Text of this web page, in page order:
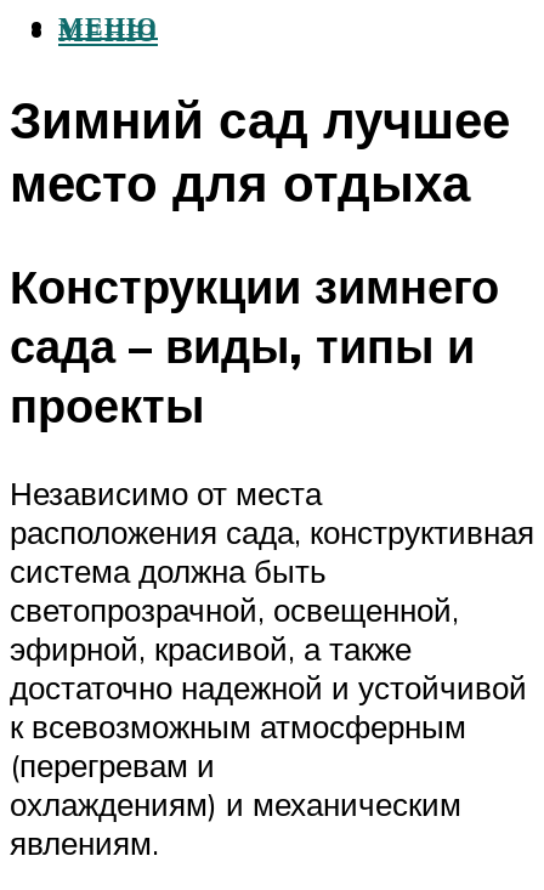
МЕНЮ
МЕНЮ
Зимний сад лучшее
место для отдыха
Конструкции зимнего
сада – виды, типы и
проекты
Независимо от места
расположения сада, конструктивная
система должна быть
светопрозрачной, освещенной,
эфирной, красивой, а также
достаточно надежной и устойчивой
к всевозможным атмосферным
(перегревам и
охлаждениям) и механическим
явлениям.